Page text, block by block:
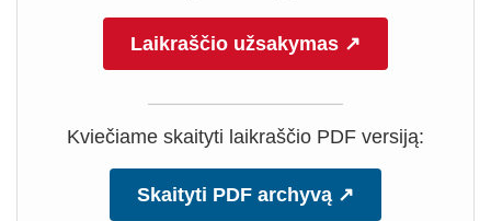
Laikraščio užsakymas ↗
Kviečiame skaityti laikraščio PDF versiją:
Skaityti PDF archyvą ↗